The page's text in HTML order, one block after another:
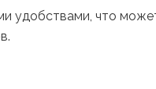
удобствами, что